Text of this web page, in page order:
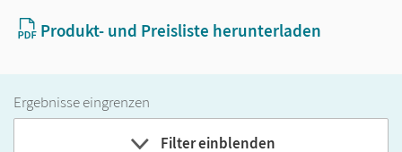
Produkt- und Preisliste herunterladen
Ergebnisse eingrenzen
Filter einblenden